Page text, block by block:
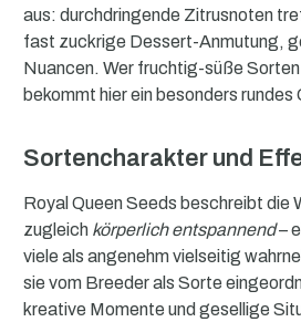
aus: durchdringende Zitrusnoten
fast zuckrige Dessert-Anmutung,
Nuancen. Wer fruchtig-süße
bekommt hier ein besonders
Sortencharakter und
Royal Queen Seeds beschreibt die
zugleich körperlich entspannend–
viele als angenehm vielseitig
sie vom Breeder als Sorte
kreative Momente und gesellige